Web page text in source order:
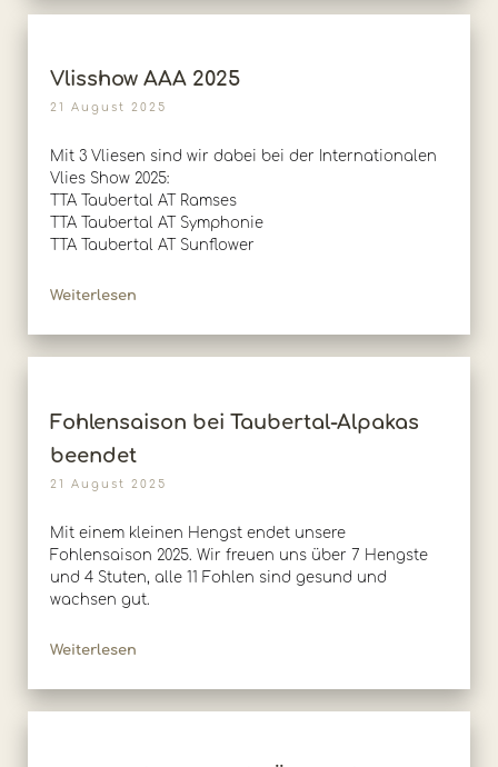
Vlisshow AAA 2025
21 August 2025
Mit 3 Vliesen sind wir dabei bei der Internationalen
Vlies Show 2025:
TTA Taubertal AT Ramses
TTA Taubertal AT Symphonie
TTA Taubertal AT Sunflower
Weiterlesen
Fohlensaison bei Taubertal-Alpakas
beendet
21 August 2025
Mit einem kleinen Hengst endet unsere
Fohlensaison 2025. Wir freuen uns über 7 Hengste
und 4 Stuten, alle 11 Fohlen sind gesund und
wachsen gut.
Weiterlesen